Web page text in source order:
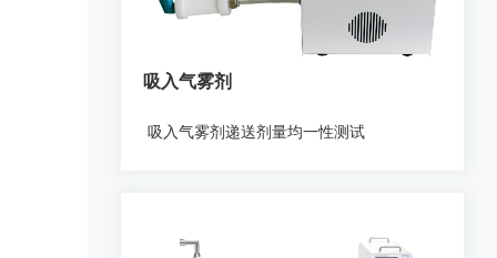
吸入气雾剂
吸入气雾剂递送剂量均一性测试